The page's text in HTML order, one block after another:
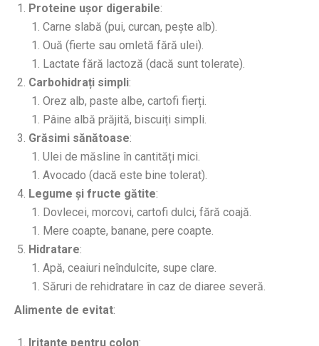
Proteine ușor digerabile:
Carne slabă (pui, curcan, pește alb).
Ouă (fierte sau omletă fără ulei).
Lactate fără lactoză (dacă sunt tolerate).
Carbohidrați simpli:
Orez alb, paste albe, cartofi fierți.
Pâine albă prăjită, biscuiți simpli.
Grăsimi sănătoase:
Ulei de măsline în cantități mici.
Avocado (dacă este bine tolerat).
Legume și fructe gătite:
Dovlecei, morcovi, cartofi dulci, fără coajă.
Mere coapte, banane, pere coapte.
Hidratare:
Apă, ceaiuri neîndulcite, supe clare.
Săruri de rehidratare în caz de diaree severă.
Alimente de evitat:
Iritante pentru colon: